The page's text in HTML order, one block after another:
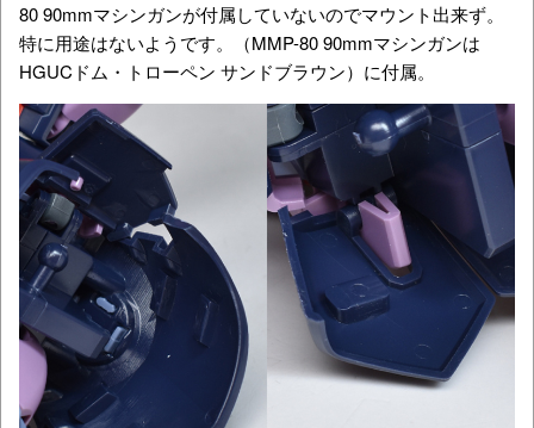
80 90mmマシンガンが付属していないのでマウント出来ず。
特に用途はないようです。（MMP-80 90mmマシンガンは
HGUCドム・トローペン サンドブラウン）に付属。